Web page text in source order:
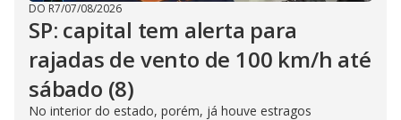
DO R7/07/08/2026
SP: capital tem alerta para
rajadas de vento de 100 km/h até
sábado (8)
No interior do estado, porém, já houve estragos